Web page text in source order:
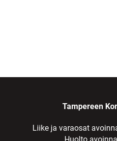
Tampereen
Liike ja varaosat